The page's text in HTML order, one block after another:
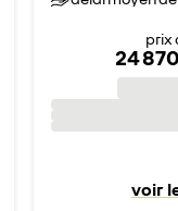
prix
24
voir